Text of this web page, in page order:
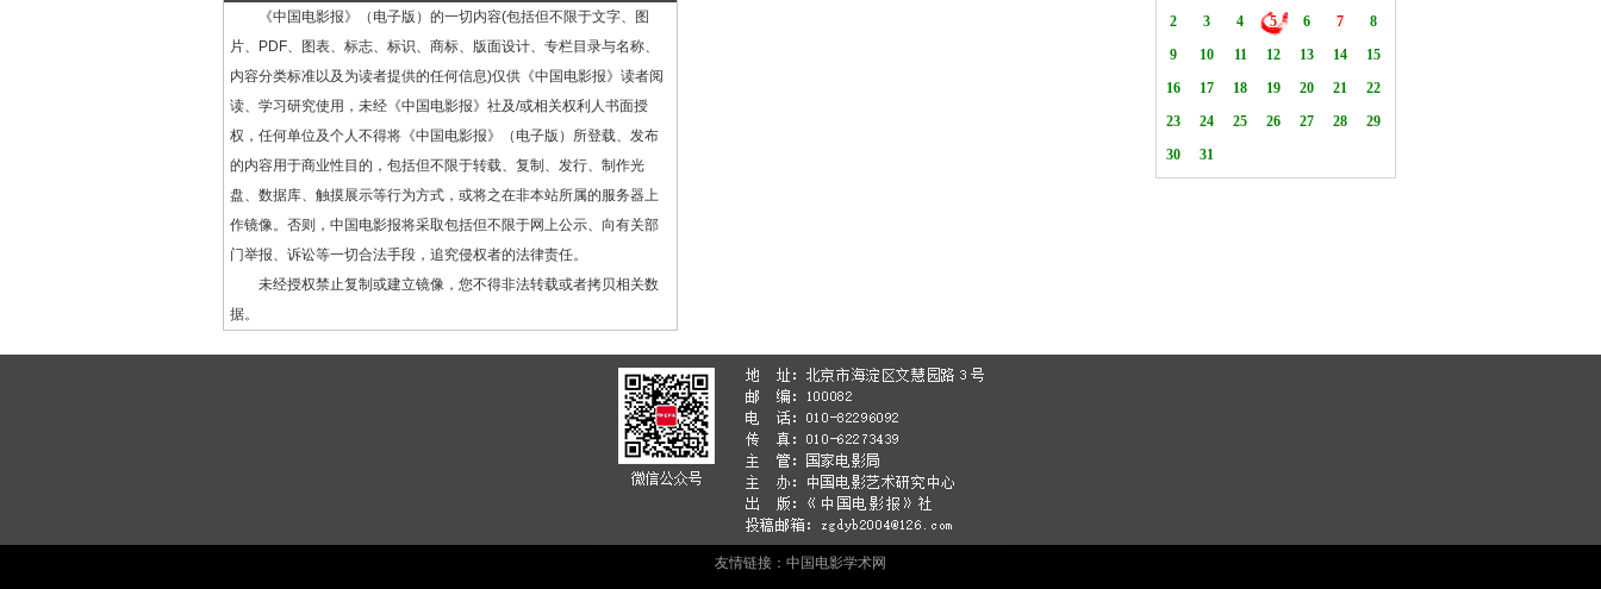
《中国电影报》（电子版）的一切内容(包括但不限于文字、图
片、PDF、图表、标志、标识、商标、版面设计、专栏目录与名称、
内容分类标准以及为读者提供的任何信息)仅供《中国电影报》读者阅
读、学习研究使用，未经《中国电影报》社及/或相关权利人书面授
权，任何单位及个人不得将《中国电影报》（电子版）所登载、发布
的内容用于商业性目的，包括但不限于转载、复制、发行、制作光
盘、数据库、触摸展示等行为方式，或将之在非本站所属的服务器上
作镜像。否则，中国电影报将采取包括但不限于网上公示、向有关部
门举报、诉讼等一切合法手段，追究侵权者的法律责任。
未经授权禁止复制或建立镜像，您不得非法转载或者拷贝相关数
据。
友情链接： 中国电影学术网